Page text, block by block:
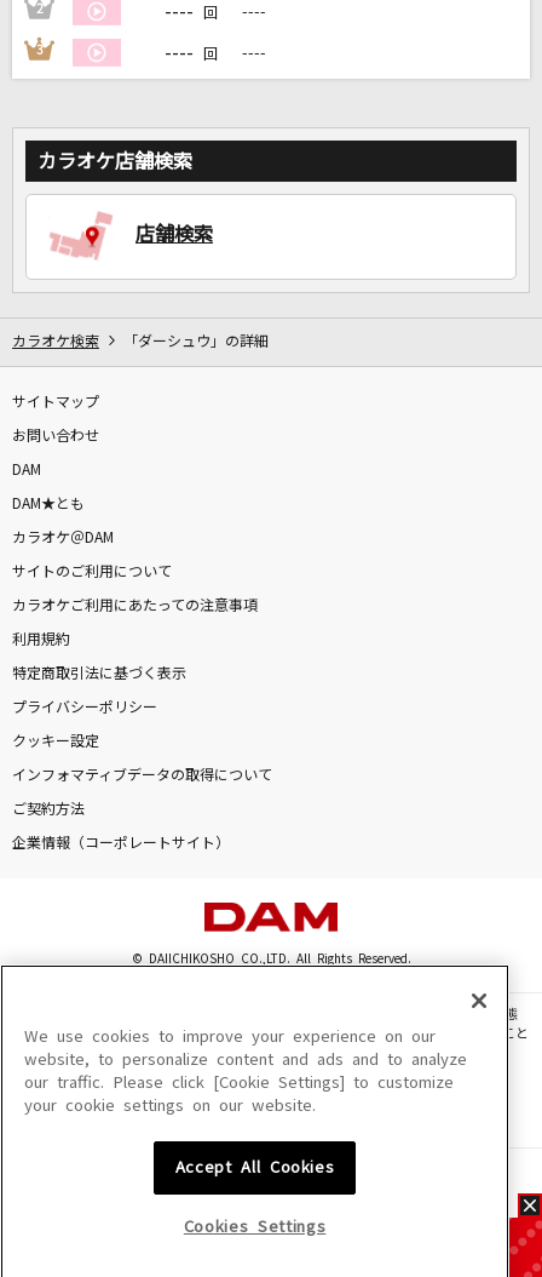
カラオケをもっと楽しもう！
2 ---- 回 ----
3 ---- 回 ----
カラオケ店舗検索
店舗検索
カラオケ検索 「ダーシュウ」の詳細
サイトマップ
お問い合わせ
DAM
DAM★とも
カラオケ＠DAM
サイトのご利用について
カラオケご利用にあたっての注意事項
利用規約
特定商取引法に基づく表示
プライバシーポリシー
クッキー設定
インフォマティブデータの取得について
ご契約方法
企業情報（コーポレートサイト）
© DAIICHIKOSHO CO.,LTD. All Rights Reserved.
このサイトに掲載されている一切の文章・画像・写真・動画・音声等を、手段や形態
を問わず、著作権法の定める範囲を超えて無断で複製、転載、ファイル化などすること
を禁じます。
楽曲及びコンテンツは、機種によりご利用いただけない場合があります。
楽曲及びコンテンツの配信日、配信内容が変更になる場合があります。
We use cookies to improve your experience on our
website, to personalize content and ads and to analyze
our traffic. Please click [Cookie Settings] to customize
your cookie settings on our website.
Accept All Cookies
Cookies Settings